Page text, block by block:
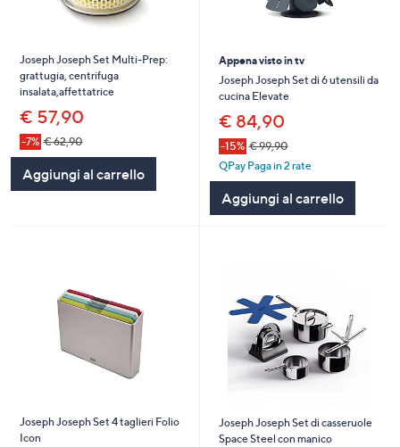
Joseph Joseph Set Multi-Prep:
grattugia, centrifuga
insalata,affettatrice
€ 57,90
-7% € 62,90
Aggiungi al carrello
Appena visto in tv
Joseph Joseph Set di 6 utensili da
cucina Elevate
€ 84,90
-15% € 99,90
QPay Paga in 2 rate
Aggiungi al carrello
Joseph Joseph Set 4 taglieri Folio
Icon
Joseph Joseph Set di casseruole
Space Steel con manico